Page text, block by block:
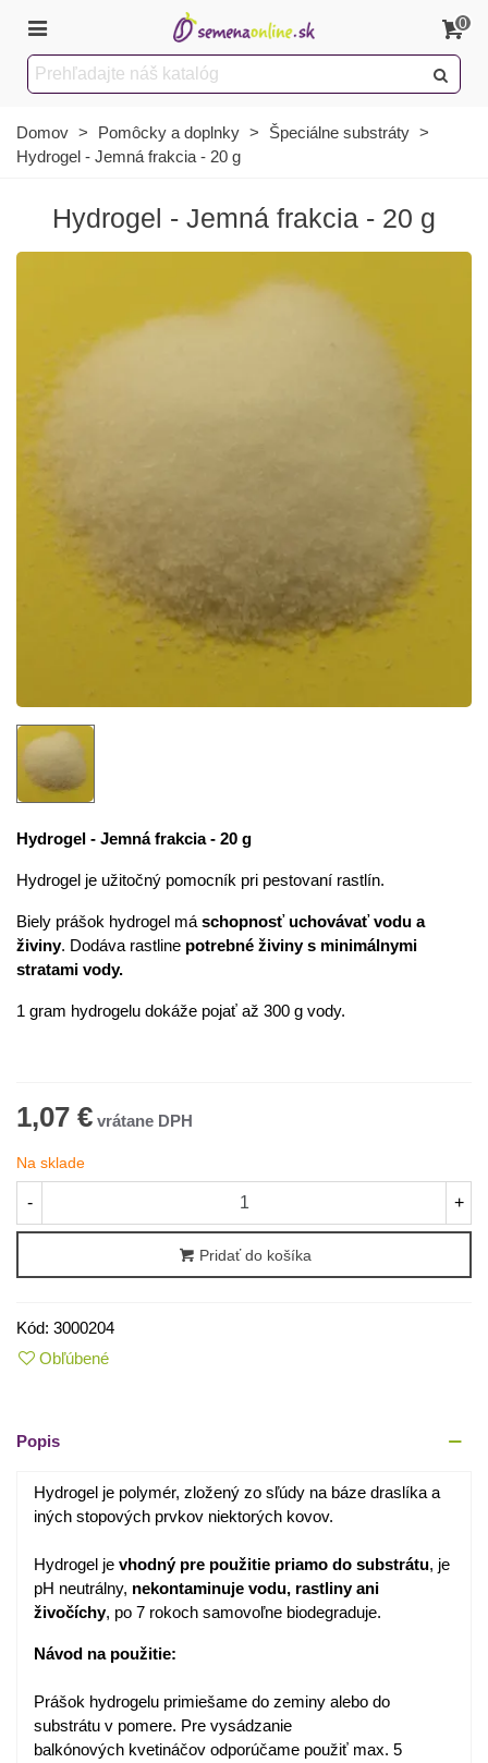
0
Domov > Pomôcky a doplnky > Špeciálne substráty >
Hydrogel - Jemná frakcia - 20 g
Hydrogel - Jemná frakcia - 20 g
Hydrogel - Jemná frakcia - 20 g
Hydrogel je užitočný pomocník pri pestovaní rastlín.
Biely prášok hydrogel má schopnosť uchovávať vodu a
živiny. Dodáva rastline potrebné živiny s minimálnymi
stratami vody.
1 gram hydrogelu dokáže pojať až 300 g vody.
1,07 €
Na sklade
- +
Pridať do košíka
Kód: 3000204
Obľúbené
Popis
Hydrogel je polymér, zložený zo sľúdy na báze draslíka a
iných stopových prvkov niektorých kovov.
Hydrogel je vhodný pre použitie priamo do substrátu, je
pH neutrálny, nekontaminuje vodu, rastliny ani
živočíchy, po 7 rokoch samovoľne biodegraduje.
Návod na použitie:
Prášok hydrogelu primiešame do zeminy alebo do
substrátu v pomere. Pre vysádzanie
balkónových kvetináčov odporúčame použiť max. 5